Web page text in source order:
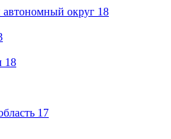
округ 18
18
17